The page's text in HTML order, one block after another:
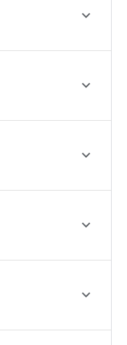




